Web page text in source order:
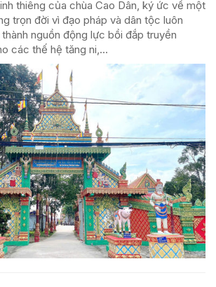
thiêng của chùa Cao Dân, ký ức về một
trọn đời vì đạo pháp và dân tộc luôn
nguồn động lực bồi đắp truyền
các thế hệ tăng ni,...